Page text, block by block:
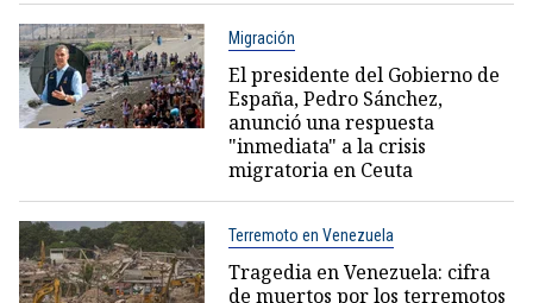
Migración
El presidente del Gobierno de
España, Pedro Sánchez,
anunció una respuesta
"inmediata" a la crisis
migratoria en Ceuta
Terremoto en Venezuela
Tragedia en Venezuela: cifra
de muertos por los terremotos